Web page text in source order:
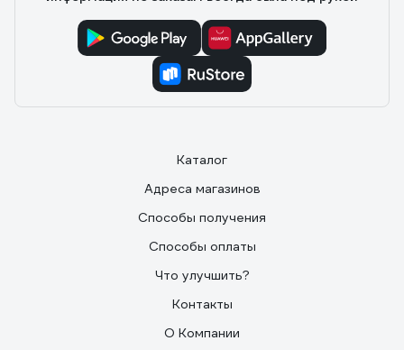
Каталог
Адреса магазинов
Способы получения
Способы оплаты
Что улучшить?
Контакты
О Компании